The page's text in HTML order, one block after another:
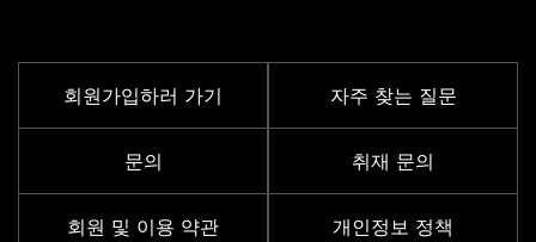
회원가입하러 가기 자주 찾는 질문
문의 취재 문의
회원 및 이용 약관 개인정보 정책